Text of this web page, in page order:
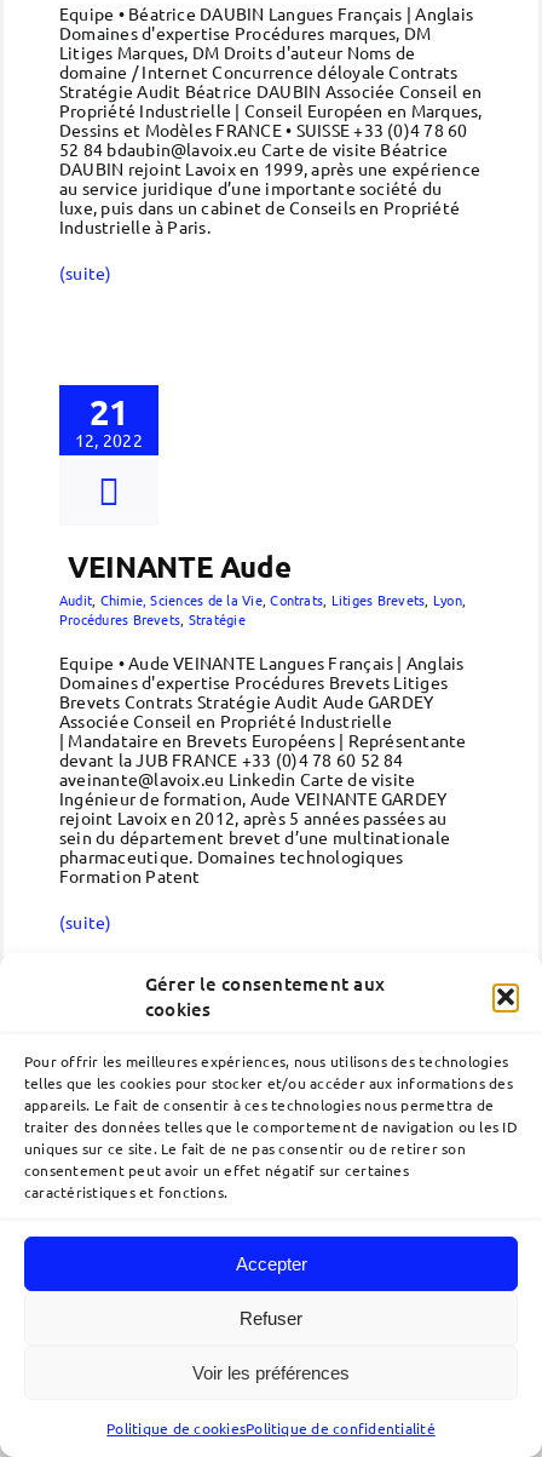
Gérer le consentement aux
cookies
Pour offrir les meilleures expériences, nous utilisons des technologies
telles que les cookies pour stocker et/ou accéder aux informations des
appareils. Le fait de consentir à ces technologies nous permettra de
traiter des données telles que le comportement de navigation ou les ID
uniques sur ce site. Le fait de ne pas consentir ou de retirer son
consentement peut avoir un effet négatif sur certaines
caractéristiques et fonctions.
Accepter
Refuser
Voir les préférences
Politique de cookiesPolitique de confidentialité
Equipe • Béatrice DAUBIN Langues Français | Anglais
Domaines d'expertise Procédures marques, DM
Litiges Marques, DM Droits d'auteur Noms de
domaine / Internet Concurrence déloyale Contrats
Stratégie Audit Béatrice DAUBIN Associée Conseil en
Propriété Industrielle | Conseil Européen en Marques,
Dessins et Modèles FRANCE • SUISSE +33 (0)4 78 60
52 84 bdaubin@lavoix.eu Carte de visite Béatrice
DAUBIN rejoint Lavoix en 1999, après une expérience
au service juridique d’une importante société du
luxe, puis dans un cabinet de Conseils en Propriété
Industrielle à Paris.
(suite)
21
12, 2022
VEINANTE Aude
Audit Chimie, Sciences de la Vie,Contrats Litiges Brevets Lyon,
Procédures Brevets Stratégie
Equipe • Aude VEINANTE Langues Français | Anglais
Domaines d'expertise Procédures Brevets Litiges
Brevets Contrats Stratégie Audit Aude GARDEY
Associée Conseil en Propriété Industrielle
| Mandataire en Brevets Européens | Représentante
devant la JUB FRANCE +33 (0)4 78 60 52 84
aveinante@lavoix.eu Linkedin Carte de visite
Ingénieur de formation, Aude VEINANTE GARDEY
rejoint Lavoix en 2012, après 5 années passées au
sein du département brevet d’une multinationale
pharmaceutique. Domaines technologiques
Formation Patent
(suite)
21
12, 2022
Procédures Brevets,Stratégie
Equipe • Stéphanie MICHIELS Langues Français |
Anglais | Allemand Domaines d'expertise Procédures
Contrats Stratégie Audit Stéphanie MICHIELS
Associée Conseil en Propriété Industrielle |
Registre des Conseils Anglais en Brevets |